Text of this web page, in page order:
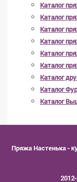
Каталог
Каталог
Каталог
Каталог
Каталог
Каталог
Каталог
Каталог
Каталог
Пряжа Настенька-